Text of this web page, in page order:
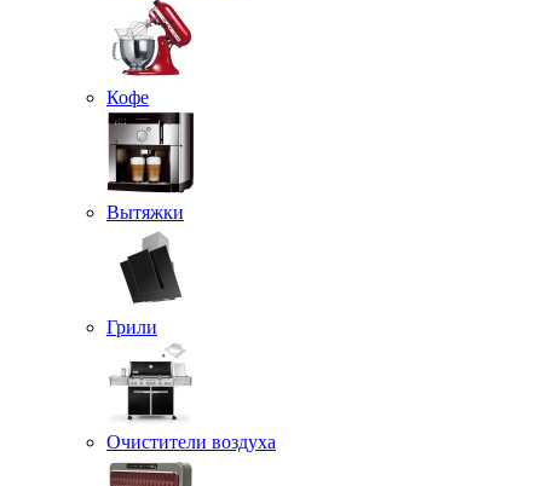
Кофе
Вытяжки
Грили
Очистители воздуха